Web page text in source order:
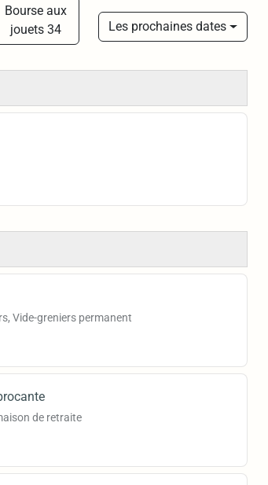
Bourse aux
jouets 34
Les prochaines dates
Vide-greniers permanent
de retraite